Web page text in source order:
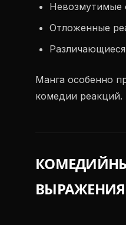
Невозмутимые
Отложенные
Манга особенно
комедии реакций.
ВЫРАЖЕНИЯ